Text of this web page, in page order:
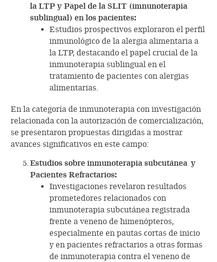
la LTP y Papel de la SLIT (imnunoterapia
sublingual) en los pacientes:
Estudios prospectivos exploraron el perfil
inmunológico de la alergia alimentaria a
la LTP, destacando el papel crucial de la
inmunoterapia sublingual en el
tratamiento de pacientes con alergias
alimentarias.
En la categoría de inmunoterapia con investigación
relacionada con la autorización de comercialización,
se presentaron propuestas dirigidas a mostrar
avances significativos en este campo:
Estudios sobre inmunoterapia subcutánea y
Pacientes Refractarios:
Investigaciones revelaron resultados
prometedores relacionados con
inmunoterapia subcutánea registrada
frente a veneno de himenópteros,
especialmente en pautas cortas de inicio
y en pacientes refractarios a otras formas
de inmunoterapia contra el veneno de